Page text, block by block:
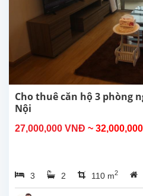
Cho thuê căn hộ 3 phòng
Nội
27,000,000 VNĐ ~
3 2 110 m2